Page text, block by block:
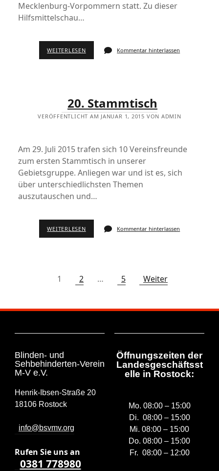
Mecklenburg-Vorpommern statt. Zu dieser
Hilfsmittelschau…
WEITERLESEN Kommentar hinterlassen
20. Stammtisch
VERÖFFENTLICHT AM JANUAR 1, 2015 VON ADMIN
Am 29. Juli 2015 trafen sich 10 Vereinsfreunde
zum ersten Stammtisch in unserer
Gebietsgruppe. Anliegen war und ist es, sich
über unterschiedlichsten Themen
auszutauschen und…
WEITERLESEN Kommentar hinterlassen
1 2 … 5 Weiter
Blinden- und
Sehbehinderten-Verein
M-V e.V.
Henrik-Ibsen-Straße 20
18106 Rostock
info@bsvmv.org
Rufen Sie uns an
0381 778980
Öffnungszeiten der
Landesgeschäftsst
elle in Rostock:
Mo. 08:00 – 15:00
Di. 08:00 – 15:00
Mi. 08:00 – 15:00
Do. 08:00 – 15:00
Fr. 08:00 – 12:00